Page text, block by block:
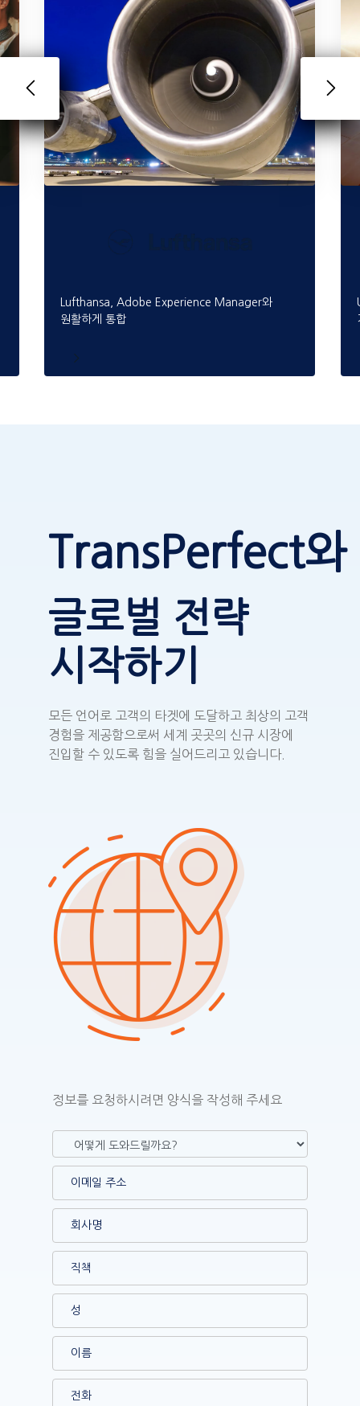
Lufthansa, Adobe Experience Manager와
원활하게 통합
TransPerfect와
글로벌 전략
시작하기
모든 언어로 고객의 타겟에 도달하고 최상의 고객
경험을 제공함으로써 세계 곳곳의 신규 시장에
진입할 수 있도록 힘을 실어드리고 있습니다.
정보를 요청하시려면 양식을 작성해 주세요